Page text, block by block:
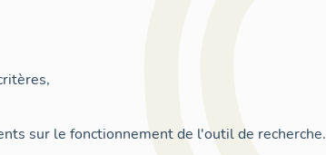
sur le fonctionnement de l'outil de recherche.